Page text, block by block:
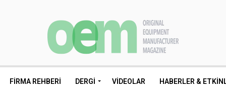
FIRMA REHBERI DERGI VIDEOLAR HABERLER &